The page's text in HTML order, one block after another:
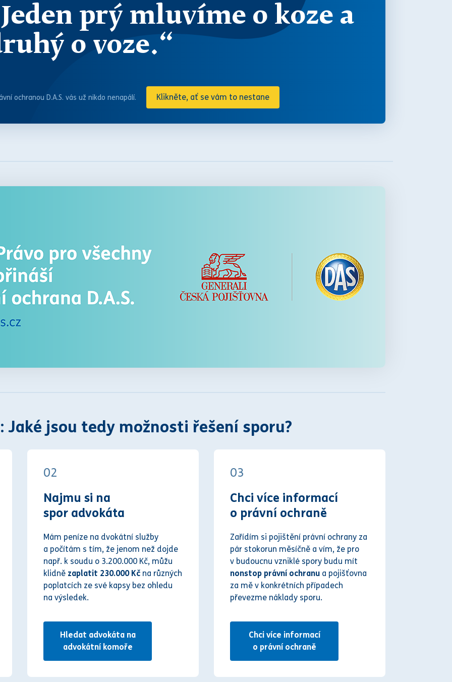
prý mluvíme o koze a
o voze.“
ochranou D.A.S. vás už nikdo nenapálí. Klikněte, ať se vám to nestane
Jaké jsou tedy možnosti řešení sporu?
02
Najmu si na
spor advokáta
Mám peníze na dvokátní služby
a počítám s tím, že jenom než dojde
např. k soudu o 3.200.000 Kč, můžu
klidně zaplatit 230.000 Kč na různých
poplatcích ze své kapsy bez ohledu
na výsledek.
Hledat advokáta na
advokátní komoře
03
Chci více informací
o právní ochraně
Zařídím si pojištění právní ochrany za
pár stokorun měsíčně a vím, že pro
v budoucnu vzniklé spory budu mít
nonstop právní ochranu a pojišťovna
za mě v konkrétních případech
převezme náklady sporu.
Chci více informací
o právní ochraně